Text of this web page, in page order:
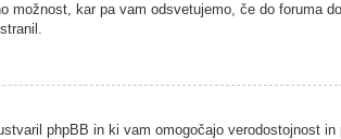
možnost, kar pa vam odsvetujemo, če do foruma
phpBB in ki vam omogočajo verodostojnost